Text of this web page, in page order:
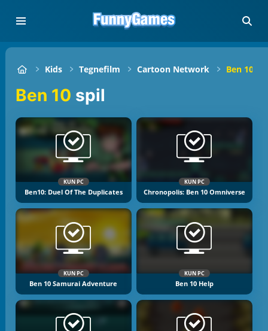
Kids Tegnefilm Cartoon Network Ben 10
Ben 10 spil
KUN PC
Ben10: Duel Of The Duplicates
KUN PC
Chronopolis: Ben 10 Omniverse
KUN PC
Ben 10 Samurai Adventure
KUN PC
Ben 10 Help